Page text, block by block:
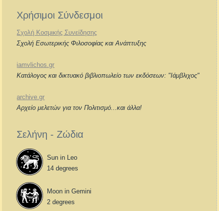
Χρήσιμοι Σύνδεσμοι
Σχολή Κοσμικής Συνείδησης
Σχολή Εσωτερικής Φιλοσοφίας και Ανάπτυξης
iamvlichos.gr
Κατάλογος και δικτυακό βιβλιοπωλείο των εκδόσεων: "Ιάμβλιχος"
archive.gr
Αρχείο μελετών για τον Πολιτισμό...και άλλα!
Σελήνη - Ζώδια
Sun in Leo
14 degrees
Moon in Gemini
2 degrees